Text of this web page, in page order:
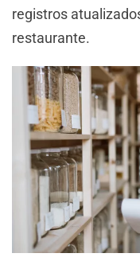
registros
restaurante.